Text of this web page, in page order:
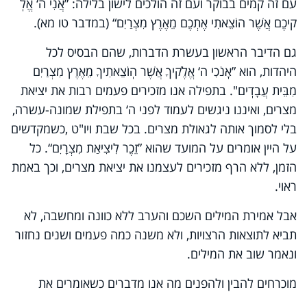
עם זה קמים בבוקר ועם זה הולכים לישון בלילה: ”אֲנִי ה‘ אֱלֹֽ
קיכֶם אֲשֶׁר הוֹצֵאתִי אֶתְכֶם מֵאֶרֶץ מִצְרַיִם“ (במדבר טו מא).
גם הדיבר הראשון בעשרת הדברות, שהם הבסיס לכל
היהדות, הוא ”אָֽנֹכִי ה‘ אֱלֶֹקיךָ אֲשֶׁר הֽוֹצֵאתִיךָ מֵאֶרֶץ מִצְרַיִם
מִבֵּית עֲבָדִֽים". בתפילה אנו מזכירים פעמים רבות את יציאת
מצרים, ואיננו ניגשים לעמוד לפני ה‘ בתפילת שמונה-עשרה,
בלי לסמוך אותה לגאולת מצרים. בכל שבת ויו"ט ,כשמקדשים
על היין אומרים על המועד שהוא ”זֵכֶר לִיצִיאַת מִצְרָיִם“. כל
הזמן, ללא הרף מזכירים לעצמנו את יציאת מצרים, וכך באמת
ראוי.
אבל אמירת המילים השכם והערב ללא כוונה ומחשבה, לא
תביא לתוצאות הרצויות, ולא משנה כמה פעמים ושנים נחזור
ונאמר שוב את המילים.
מוכרחים להבין ולהפנים מה אנו מדברים כשאומרים את